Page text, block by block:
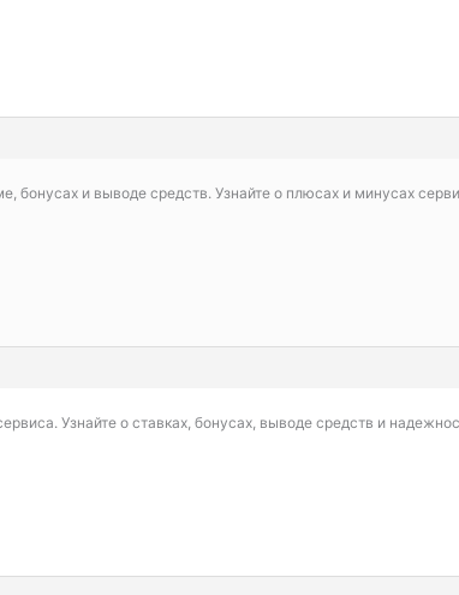
бонусах и выводе средств. Узнайте о плюсах и минусах
Узнайте о ставках, бонусах, выводе средств и